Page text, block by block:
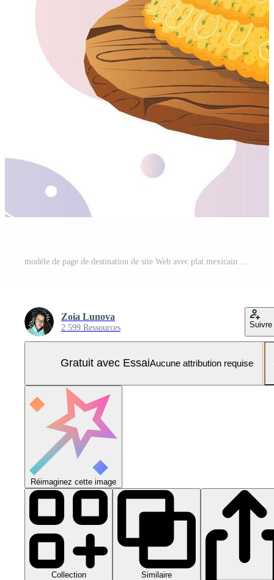
Zoia Lunova
2 599 Ressources Suivre
Gratuit avec EssaiAucune attribution requise
Réimaginez cette image
Collection Similaire